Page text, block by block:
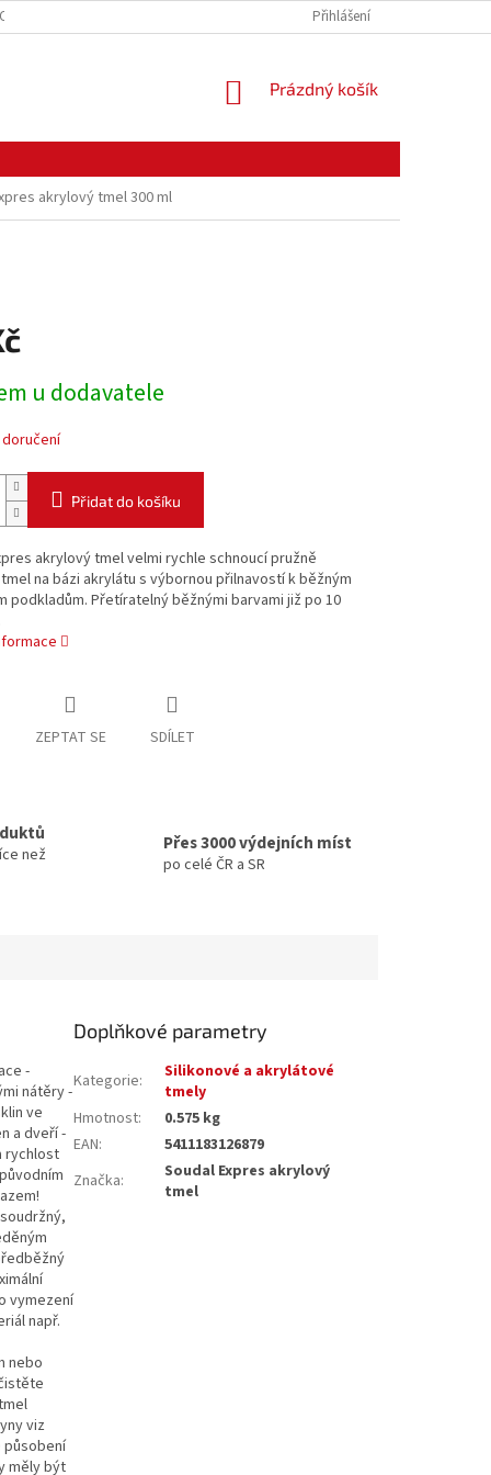
ZBOŽÍ PODMÍNKY OCHRANY
Přihlášení
NÁKUPNÍ
Prázdný košík
akrylový tmel 300 ml
u dodavatele
Přidat do košíku
akrylový tmel velmi rychle schnoucí pružně
na bázi akrylátu s výbornou přilnavostí k běžným
podkladům. Přetíratelný běžnými barvami již po 10
ZEPTAT SE SDÍLET
než
Přes 3000 výdejních míst
po celé ČR a SR
-
nátěry -
ve
a dveří -
rychlost
vymezení
např.
nebo
viz
působení
měly být
Doplňkové parametry
Kategorie:
Silikonové a akrylátové
tmely
Hmotnost:
0.575 kg
EAN:
5411183126879
Značka:
Soudal Expres akrylový
tmel